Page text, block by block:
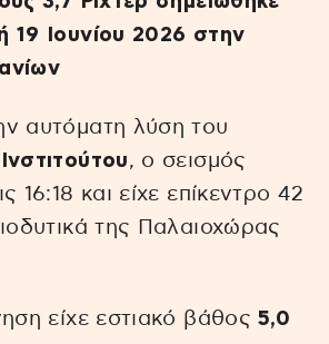
19 Ιουνίου 2026 στην
αυτόματη λύση του
, ο σεισμός
16:18 και είχε επίκεντρο 42
της Παλαιοχώρας
είχε εστιακό βάθος 5,0